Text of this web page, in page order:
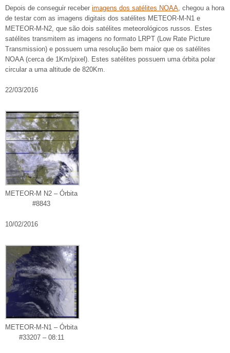
Depois de conseguir receber imagens dos satélites NOAA, chegou a hora
de testar com as imagens digitais dos satélites METEOR-M-N1 e
METEOR-M-N2, que são dois satélites meteorológicos russos. Estes
satélites transmitem as imagens no formato LRPT (Low Rate Picture
Transmission) e possuem uma resolução bem maior que os satélites
NOAA (cerca de 1Km/pixel). Estes satélites possuem uma órbita polar
circular a uma altitude de 820Km.
22/03/2016
METEOR-M N2 – Órbita
#8843
10/02/2016
METEOR-M-N1 – Órbita
#33207 – 08:11